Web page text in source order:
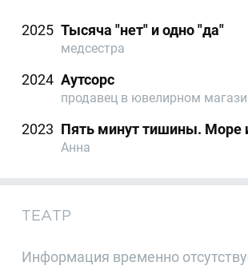
2025 Тысяча "нет" и одно "да"
медсестра
2024 Аутсорс
продавец в ювелирном
2023 Пять минут тишины. Море
Анна
ТЕАТР
Информация временно